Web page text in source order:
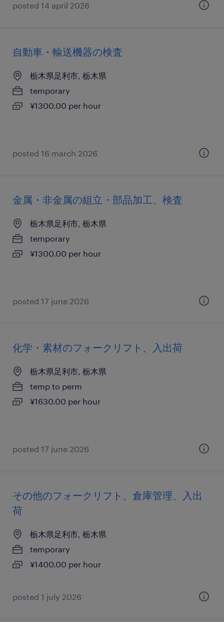
posted 14 april 2026
自動車・輸送機器の検査
栃木県足利市, 栃木県
temporary
¥1300.00 per hour
posted 16 march 2026
金属・非金属の組立・部品加工、検査
栃木県足利市, 栃木県
temporary
¥1300.00 per hour
posted 17 june 2026
化学・素材のフォークリフト、入出荷
栃木県足利市, 栃木県
temp to perm
¥1630.00 per hour
posted 17 june 2026
その他のフォークリフト、倉庫管理、入出
荷
栃木県足利市, 栃木県
temporary
¥1400.00 per hour
posted 1 july 2026